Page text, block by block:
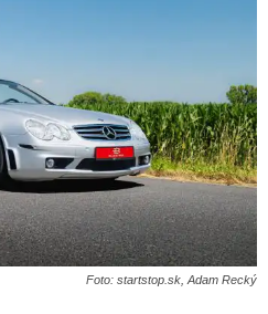
Foto: startstop.sk, Adam Recký